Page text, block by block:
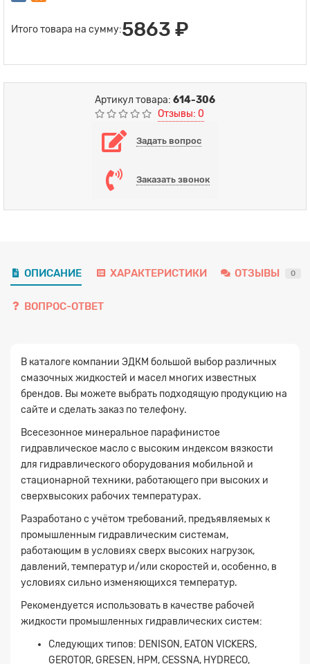
Итого товара на сумму:5863 ₽
Артикул товара: 614-306
Отзывы: 0
Задать вопрос
Заказать звонок
ОПИСАНИЕ ХАРАКТЕРИСТИКИ ОТЗЫВЫ 0
ВОПРОС-ОТВЕТ
В каталоге компании ЭДКМ большой выбор различных
смазочных жидкостей и масел многих известных
брендов. Вы можете выбрать подходящую продукцию на
сайте и сделать заказ по телефону.
Всесезонное минеральное парафинистое
гидравлическое масло с высоким индексом вязкости
для гидравлического оборудования мобильной и
стационарной техники, работающего при высоких и
сверхвысоких рабочих температурах.
Разработано с учётом требований, предъявляемых к
промышленным гидравлическим системам,
работающим в условиях сверх высоких нагрузок,
давлений, температур и/или скоростей и, особенно, в
условиях сильно изменяющихся температур.
Рекомендуется использовать в качестве рабочей
жидкости промышленных гидравлических систем:
Следующих типов: DENISON, EATON VICKERS,
GEROTOR, GRESEN, HPM, CESSNA, HYDRECO,